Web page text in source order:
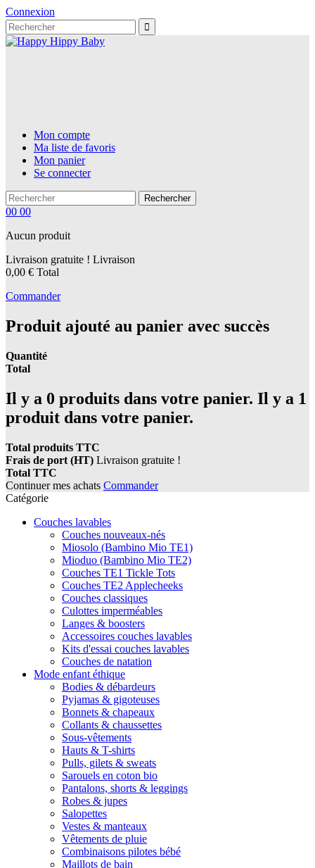
Connexion
Mon compte
Ma liste de favoris
Mon panier
Se connecter
Rechercher
00 00
Aucun produit
Livraison gratuite ! Livraison
0,00 € Total
Commander
Produit ajouté au panier avec succès
Quantité
Total
Il y a 0 produits dans votre panier. Il y a 1
produit dans votre panier.
Total produits TTC
Frais de port (HT) Livraison gratuite !
Total TTC
Continuer mes achats Commander
Catégorie
Couches lavables
Couches nouveaux-nés
Miosolo (Bambino Mio TE1)
Mioduo (Bambino Mio TE2)
Couches TE1 Tickle Tots
Couches TE2 Applecheeks
Couches classiques
Culottes imperméables
Langes & boosters
Accessoires couches lavables
Kits d'essai couches lavables
Couches de natation
Mode enfant éthique
Bodies & débardeurs
Pyjamas & gigoteuses
Bonnets & chapeaux
Collants & chaussettes
Sous-vêtements
Hauts & T-shirts
Pulls, gilets & sweats
Sarouels en coton bio
Pantalons, shorts & leggings
Robes & jupes
Salopettes
Vestes & manteaux
Vêtements de pluie
Combinaisons pilotes bébé
Maillots de bain